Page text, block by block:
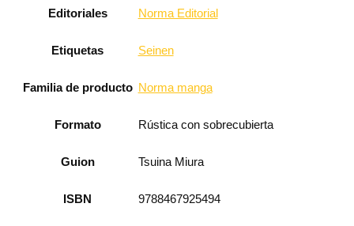
Editoriales Norma Editorial
Etiquetas Seinen
Familia de producto Norma manga
Formato Rústica con sobrecubierta
Guion Tsuina Miura
ISBN 9788467925494